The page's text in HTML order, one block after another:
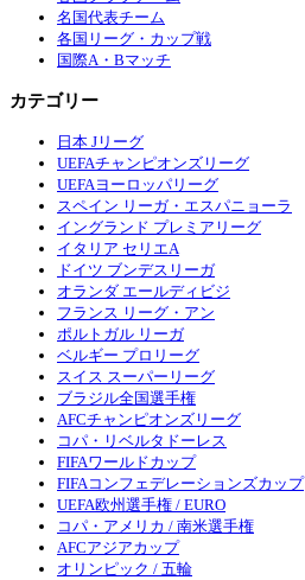
名国代表チーム
各国リーグ・カップ戦
国際A・Bマッチ
カテゴリー
日本 Jリーグ
UEFAチャンピオンズリーグ
UEFAヨーロッパリーグ
スペイン リーガ・エスパニョーラ
イングランド プレミアリーグ
イタリア セリエA
ドイツ ブンデスリーガ
オランダ エールディビジ
フランス リーグ・アン
ポルトガル リーガ
ベルギー プロリーグ
スイス スーパーリーグ
ブラジル全国選手権
AFCチャンピオンズリーグ
コパ・リベルタドーレス
FIFAワールドカップ
FIFAコンフェデレーションズカップ
UEFA欧州選手権 / EURO
コパ・アメリカ / 南米選手権
AFCアジアカップ
オリンピック / 五輪